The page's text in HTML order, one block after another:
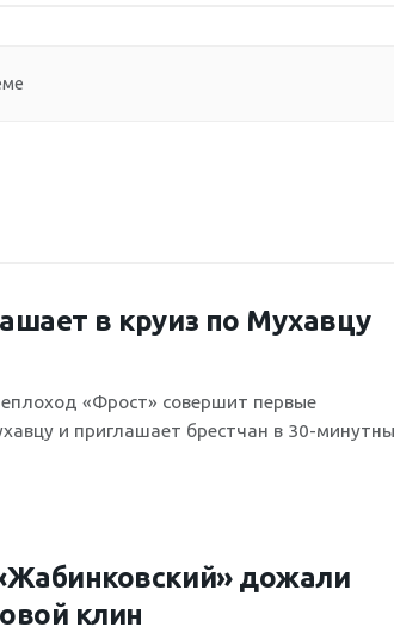
в круиз по Мухавцу
«Фрост» совершит первые
и приглашает брестчан в 30-
дожали
клин